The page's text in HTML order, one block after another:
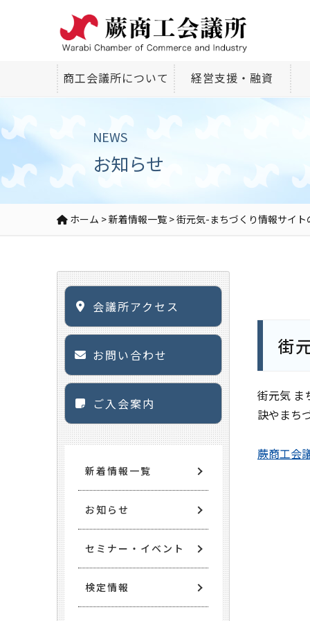
商工会議所について 経営支援・融資
NEWS
お知らせ
ホーム >新着情報一覧 >街元気-まちづくり情報サイト
会議所アクセス
お問い合わせ
ご入会案内
新着情報一覧
お知らせ
セミナー・イベント
検定情報
街
街元気 ま
訣やまち
蕨商工会